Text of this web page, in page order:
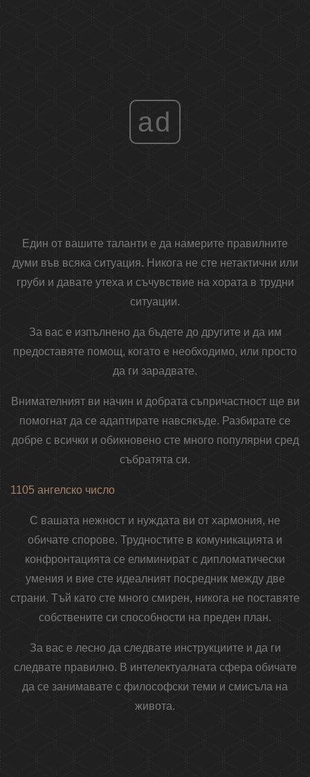
ad
Един от вашите таланти е да намерите правилните
думи във всяка ситуация. Никога не сте нетактични или
груби и давате утеха и съчувствие на хората в трудни
ситуации.
За вас е изпълнено да бъдете до другите и да им
предоставяте помощ, когато е необходимо, или просто
да ги зарадвате.
Внимателният ви начин и добрата съпричастност ще ви
помогнат да се адаптирате навсякъде. Разбирате се
добре с всички и обикновено сте много популярни сред
събратята си.
1105 ангелско число
С вашата нежност и нуждата ви от хармония, не
обичате спорове. Трудностите в комуникацията и
конфронтацията се елиминират с дипломатически
умения и вие сте идеалният посредник между две
страни. Тъй като сте много смирен, никога не поставяте
собствените си способности на преден план.
За вас е лесно да следвате инструкциите и да ги
следвате правилно. В интелектуалната сфера обичате
да се занимавате с философски теми и смисъла на
живота.